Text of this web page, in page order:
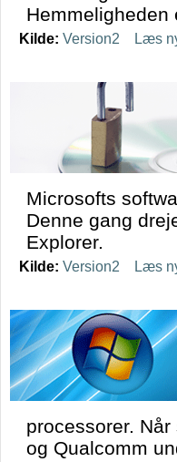
Hemmeligheden
Kilde: Version2 Læs
Microsofts
Denne gang
Explorer.
Kilde: Version2 Læs
processorer.
og Qualcomm